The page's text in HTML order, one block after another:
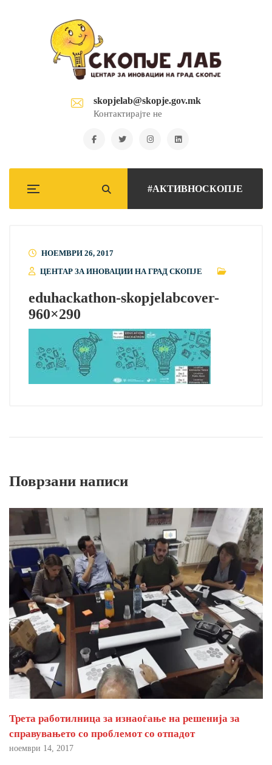
skopjelab@skopje.gov.mk
Контактирајте не
#АКТИВНОСКОПЈЕ
НОЕМВРИ 26, 2017
ЦЕНТАР ЗА ИНОВАЦИИ НА ГРАД СКОПЈЕ
eduhackathon-skopjelabcover-
960×290
Поврзани написи
Трета работилница за изнаоѓање на решенија за
справувањето со проблемот со отпадот
ноември 14, 2017